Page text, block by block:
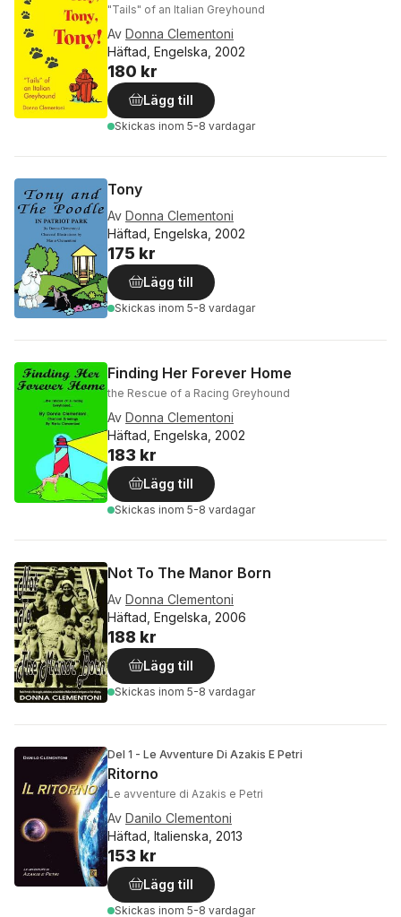
"Tails" of an Italian Greyhound
Av Donna Clementoni
Häftad, Engelska, 2002
180 kr
Lägg till
Skickas inom 5-8 vardagar
Tony
Av Donna Clementoni
Häftad, Engelska, 2002
175 kr
Lägg till
Skickas inom 5-8 vardagar
Finding Her Forever Home
the Rescue of a Racing Greyhound
Av Donna Clementoni
Häftad, Engelska, 2002
183 kr
Lägg till
Skickas inom 5-8 vardagar
Not To The Manor Born
Av Donna Clementoni
Häftad, Engelska, 2006
188 kr
Lägg till
Skickas inom 5-8 vardagar
Del 1 - Le Avventure Di Azakis E Petri
Ritorno
Le avventure di Azakis e Petri
Av Danilo Clementoni
Häftad, Italienska, 2013
153 kr
Lägg till
Skickas inom 5-8 vardagar